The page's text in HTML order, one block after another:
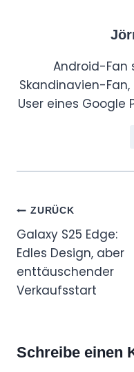
Android-Fan
Skandinavien-
User eines Google
ZURÜCK
Galaxy S25 Edge:
Edles Design, aber
enttäuschender
Verkaufsstart
Schreibe einen